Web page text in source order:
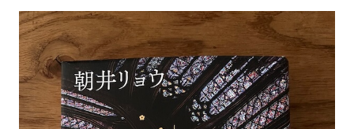
#マイナーグッド図鑑 #フイナムのYouTube
#Commune H #FOCUS IT #AH.H
#ととけん #FASHION #MUSIC #MOVIE
#LIFESTYLE #SNEAKER #OUTDOOR
#SPORTS #HANDSOME HANDBOOK